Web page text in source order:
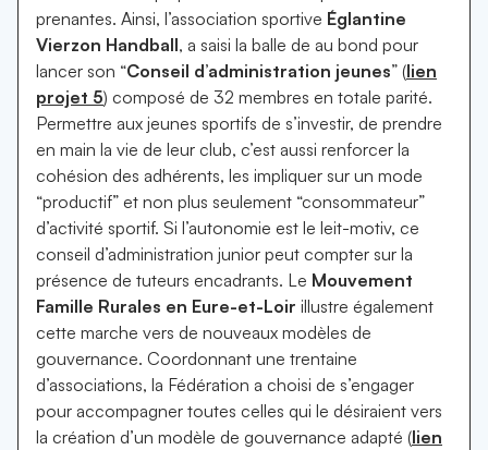
prenantes. Ainsi, l’association sportive Églantine
Vierzon Handball, a saisi la balle de au bond pour
lancer son “Conseil d’administration jeunes” (lien
projet 5) composé de 32 membres en totale parité.
Permettre aux jeunes sportifs de s’investir, de prendre
en main la vie de leur club, c’est aussi renforcer la
cohésion des adhérents, les impliquer sur un mode
“productif” et non plus seulement “consommateur”
d’activité sportif. Si l’autonomie est le leit-motiv, ce
conseil d’administration junior peut compter sur la
présence de tuteurs encadrants. Le Mouvement
Famille Rurales en Eure-et-Loir illustre également
cette marche vers de nouveaux modèles de
gouvernance. Coordonnant une trentaine
d’associations, la Fédération a choisi de s’engager
pour accompagner toutes celles qui le désiraient vers
la création d’un modèle de gouvernance adapté (lien